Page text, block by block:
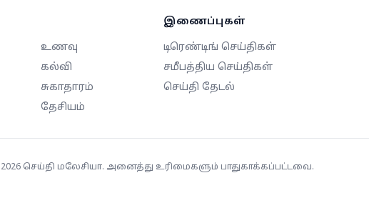
உணவு
கல்வி
சுகாதாரம்
தேசியம்
இணைப்புகள்
டிரெண்டிங் செய்திகள்
சமீபத்திய செய்திகள்
செய்தி தேடல்
2026செய்தி மலேசியா. அனைத்து உரிமைகளும் பாதுகாக்கப்பட்டவை.